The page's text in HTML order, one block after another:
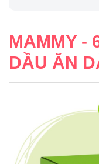
MAMMY -
DẦU ĂN